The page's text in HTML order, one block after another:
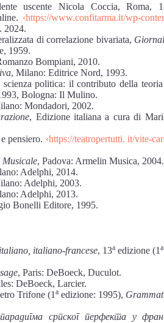
uscente Nicola Coccia, Roma,
‹https://www.confitarma.it/wp-
2024.
di correlazione bivariata,
1959.
Bompiani, 2010.
, Milano: Editrice Nord, 1993.
politica: il contributo della teoria
Bologna: Il Mulino.
Mondadori, 2002.
, Edizione italiana a cura di
pensiero. ‹https://teatropertutti.it/vite-
Musicale, Padova: Armelin Musica, 2004.
Adelphi, 2014.
Adelphi, 2003.
Adelphi, 2013.
Bonelli Editore, 1995.
italiano-francese, 13a edizione (1 a
, Paris: DeBoeck, Duculot.
DeBoeck, Larcier.
Trifone (1 а edizione: 1995),
српског перфекта у